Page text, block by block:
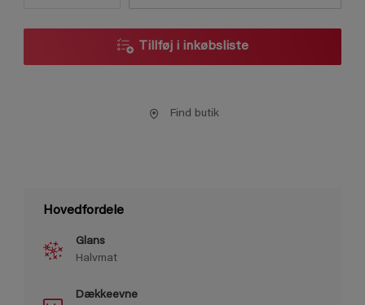
Tillføj i inkøbsliste
Find butik
Hovedfordele
Glans
Halvmat
Dækkeevne